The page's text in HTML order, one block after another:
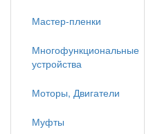
Мастер-пленки
Многофункциональные
устройства
Моторы, Двигатели
Муфты